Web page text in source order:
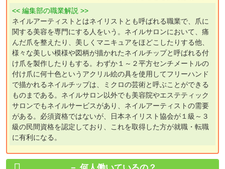
<< 編集部の職業解説 >>
ネイルアーティストとはネイリストとも呼ばれる職業で、爪に
関する美容を専門にする人をいう。ネイルサロンにおいて、痛
んだ爪を整えたり、美しくマニキュアをほどこしたりする他、
様々な美しい模様や図柄が描かれたネイルチップと呼ばれる付
け爪を製作したりもする。わずか１～２平方センチメートルの
付け爪に何十色というアクリル絵の具を使用してフリーハンド
で描かれるネイルチップは、ミクロの芸術と呼ぶことができる
ものまである。ネイルサロン以外でも美容院やエステティック
サロンでもネイルサービスがあり、ネイルアーティストの需要
がある。必須資格ではないが、日本ネイリスト協会が１級～３
級の民間資格を認定しており、これを取得した方が就職・転職
に有利になる。